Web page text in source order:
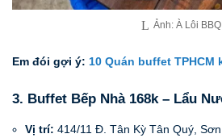
Ảnh: À Lôi BBQ
Em đói gợi ý: 10 Quán buffet
3. Buffet Bếp Nhà 168k – Lẩu
Vị trí: 414/11 Đ. Tân Kỳ Tân Quý,